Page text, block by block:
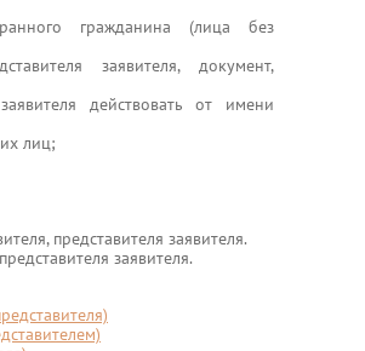
гражданина (лица без
заявителя, документ,
действовать от имени
лиц;
представителя заявителя.
заявителя.